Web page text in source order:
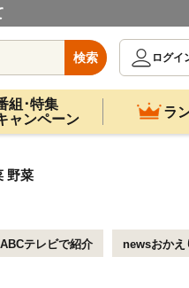
検索
ログイ
組･特集
ャンペーン
ラ
野菜
ABCテレビで紹介 newsおかえ